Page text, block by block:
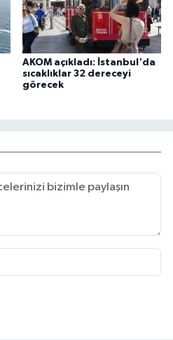
AKOM açıkladı: İstanbul'da
sıcaklıklar 32 dereceyi
görecek